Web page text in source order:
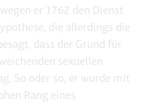
er 1762 den Dienst
die allerdings die
dass der Grund für
sexuellen
So oder so, er wurde mit
Rang eines